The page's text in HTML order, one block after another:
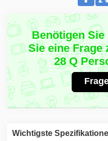
Benötigen Sie
Sie eine Frage
28 Q
Wichtigste